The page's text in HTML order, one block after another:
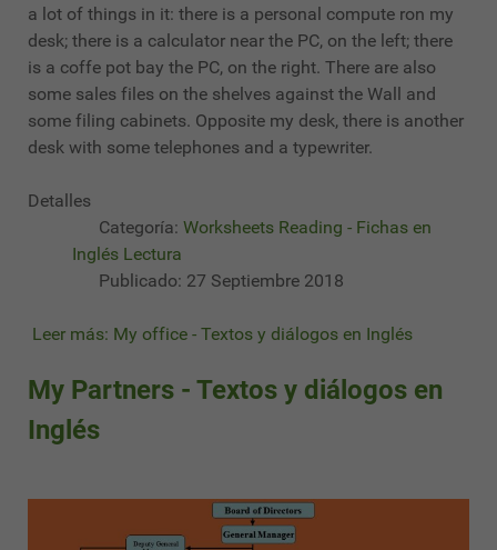
a lot of things in it: there is a personal compute ron my
desk; there is a calculator near the PC, on the left; there
is a coffe pot bay the PC, on the right. There are also
some sales files on the shelves against the Wall and
some filing cabinets. Opposite my desk, there is another
desk with some telephones and a typewriter.
Detalles
Categoría: Worksheets Reading - Fichas en
Inglés Lectura
Publicado: 27 Septiembre 2018
Leer más: My office - Textos y diálogos en Inglés
My Partners - Textos y diálogos en
Inglés